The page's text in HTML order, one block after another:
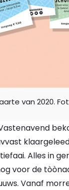
van 2020.
Alles in
voor de
Vanaf